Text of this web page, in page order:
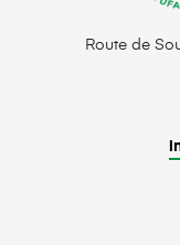
Route de